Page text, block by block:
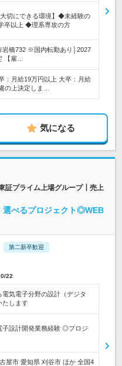
大切にできる環境】◆未経験の
卒以上 ◆理系専攻の方
岩橋732 ※国内転勤あり│2027
【雇…
：月給19万円以上 大卒：月給
の上決定しま…
気になる
証プライム上場グループ┃売上
選べるプロジェクト◎WEB
第二新卒歓迎
22
気電子分野の設計（デジタ
たします
設計開発業務経験 ◎プロジ
屋市 愛知県 刈谷市 ほか 全国4